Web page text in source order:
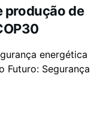
produção de
energética
Futuro: Segurança